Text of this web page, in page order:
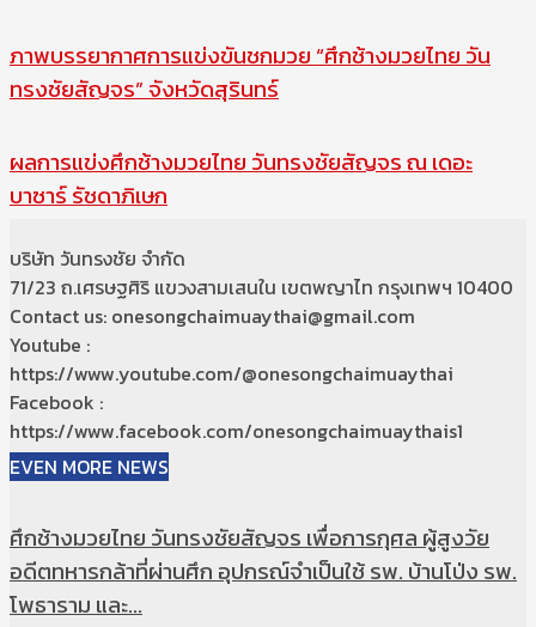
ภาพบรรยากาศการแข่งขันชกมวย “ศึกช้างมวยไทย วัน
ทรงชัยสัญจร” จังหวัดสุรินทร์
ผลการแข่งศึกช้างมวยไทย วันทรงชัยสัญจร ณ เดอะ
บาซาร์ รัชดาภิเษก
บริษัท วันทรงชัย จำกัด
71/23 ถ.เศรษฐศิริ แขวงสามเสนใน เขตพญาไท กรุงเทพฯ 10400
Contact us: onesongchaimuaythai@gmail.com
Youtube :
https://www.youtube.com/@onesongchaimuaythai
Facebook :
https://www.facebook.com/onesongchaimuaythais1
EVEN MORE NEWS
ศึกช้างมวยไทย วันทรงชัยสัญจร เพื่อการกุศล ผู้สูงวัย
อดีตทหารกล้าที่ผ่านศึก อุปกรณ์จำเป็นใช้ รพ. บ้านโป่ง รพ.
โพธาราม และ...